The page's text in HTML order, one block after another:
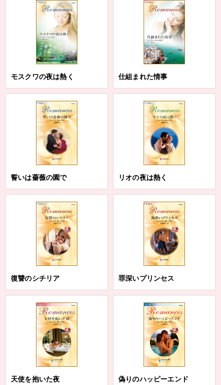
モスクワの夜は熱く 仕組まれた情事
誓いは薔薇の園で リオの夜は熱く
復讐のシチリア 罪深いプリンセス
天使を抱いた夜 偽りのハッピーエンド